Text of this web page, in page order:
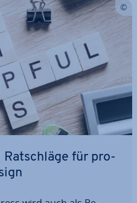
Rat­schlä­ge für pro­